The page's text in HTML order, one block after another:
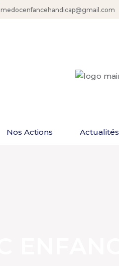
medocenfancehandicap@gmail.com
Nos Actions Actualités